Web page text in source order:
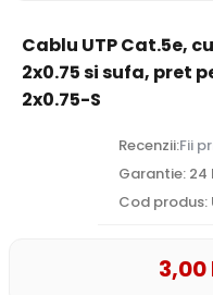
Cablu UTP Cat.5e,
2x0.75 si sufa, pret
2x0.75-S
Recenzii:Fii
Garantie: 24
Cod produs:
3,00